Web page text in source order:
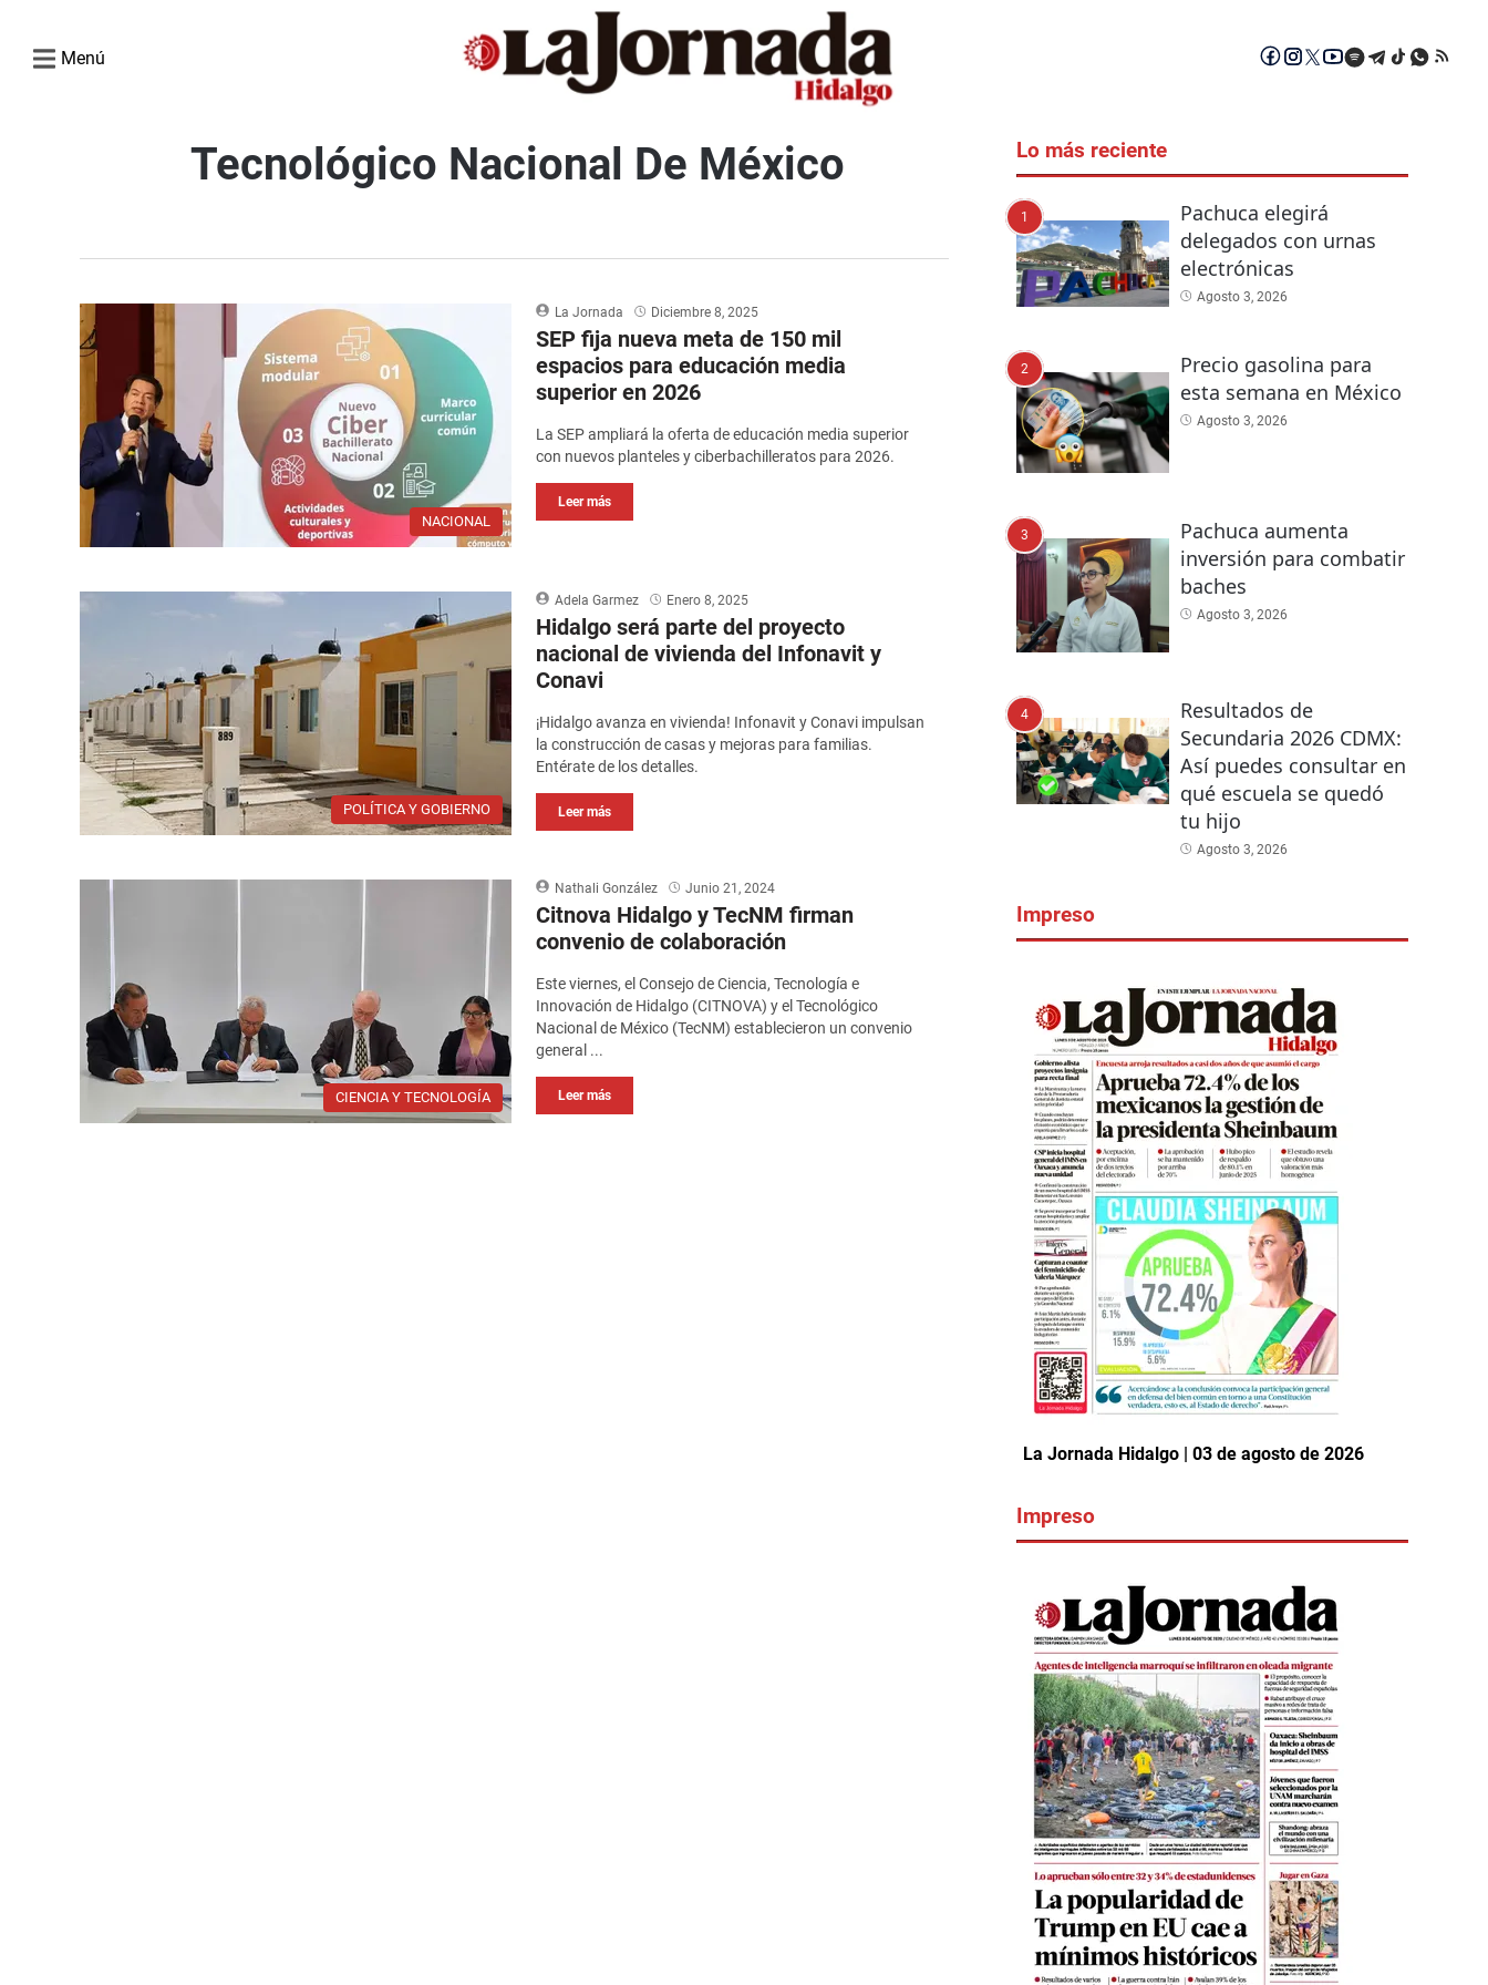
Menú
Tecnológico Nacional De México
NACIONAL
La Jornada Diciembre 8, 2025
SEP fija nueva meta de 150 mil
espacios para educación media
superior en 2026
La SEP ampliará la oferta de educación media superior
con nuevos planteles y ciberbachilleratos para 2026.
Leer más
POLÍTICA Y GOBIERNO
Adela Garmez Enero 8, 2025
Hidalgo será parte del proyecto
nacional de vivienda del Infonavit y
Conavi
¡Hidalgo avanza en vivienda! Infonavit y Conavi impulsan
la construcción de casas y mejoras para familias.
Entérate de los detalles.
Leer más
CIENCIA Y TECNOLOGÍA
Nathali González Junio 21, 2024
Citnova Hidalgo y TecNM firman
convenio de colaboración
Este viernes, el Consejo de Ciencia, Tecnología e
Innovación de Hidalgo (CITNOVA) y el Tecnológico
Nacional de México (TecNM) establecieron un convenio
general ...
Leer más
Lo más reciente
1
Pachuca elegirá
delegados con urnas
electrónicas
Agosto 3, 2026
2
Precio gasolina para
esta semana en México
Agosto 3, 2026
3
Pachuca aumenta
inversión para combatir
baches
Agosto 3, 2026
4
Resultados de
Secundaria 2026 CDMX:
Así puedes consultar en
qué escuela se quedó
tu hijo
Agosto 3, 2026
Impreso
La Jornada Hidalgo | 03 de agosto de 2026
Impreso